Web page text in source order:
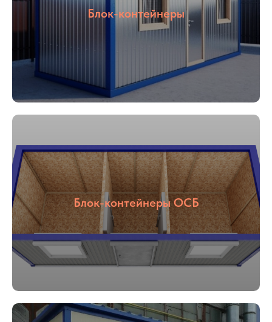
Блок-контейнеры
Блок-контейнеры ОСБ